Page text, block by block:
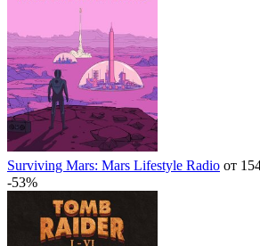
Surviving Mars: Mars Lifestyle Radio от
-53%